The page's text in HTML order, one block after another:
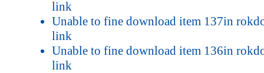
link
Unable to fine download item 137in
link
Unable to fine download item 136in
link